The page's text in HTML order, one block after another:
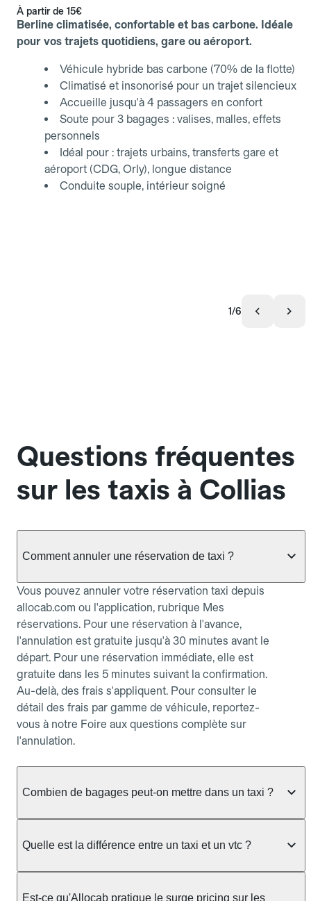
À partir de 15€
Berline climatisée, confortable et bas carbone. Idéale
pour vos trajets quotidiens, gare ou aéroport.
Véhicule hybride bas carbone (70% de la flotte)
Climatisé et insonorisé pour un trajet silencieux
Accueille jusqu'à 4 passagers en confort
Soute pour 3 bagages : valises, malles, effets
personnels
Idéal pour : trajets urbains, transferts gare et
aéroport (CDG, Orly), longue distance
Conduite souple, intérieur soigné
1/6
Questions fréquentes
sur les taxis à Collias
Comment annuler une réservation de taxi ?
Vous pouvez annuler votre réservation taxi depuis
allocab.com ou l'application, rubrique Mes
réservations. Pour une réservation à l'avance,
l'annulation est gratuite jusqu'à 30 minutes avant le
départ. Pour une réservation immédiate, elle est
gratuite dans les 5 minutes suivant la confirmation.
Au-delà, des frais s'appliquent. Pour consulter le
détail des frais par gamme de véhicule, reportez-
vous à notre Foire aux questions complète sur
l'annulation.
Combien de bagages peut-on mettre dans un taxi ?
taxi berline accueille en général jusqu'à 3 bagages
ou nombreux, précisez-le dans le champ "Message
au chauffeur" lors de la réservation. Le prix n'est
Quelle est la différence entre un taxi et un vtc ?
prendre en charge directement dans la rue, à une
Est-ce qu'Allocab pratique le surge pricing sur les